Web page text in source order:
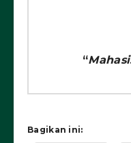
“
Bagikan ini: